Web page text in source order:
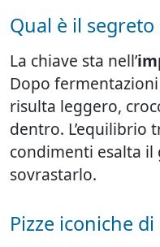
Qual è il segreto
La chiave sta nell’
Dopo
risulta leggero,
dentro. L’equilibrio
condimenti esalta il
sovrastarlo.
Pizze iconiche